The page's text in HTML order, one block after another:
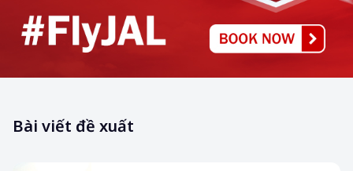
Bài viết đề xuất